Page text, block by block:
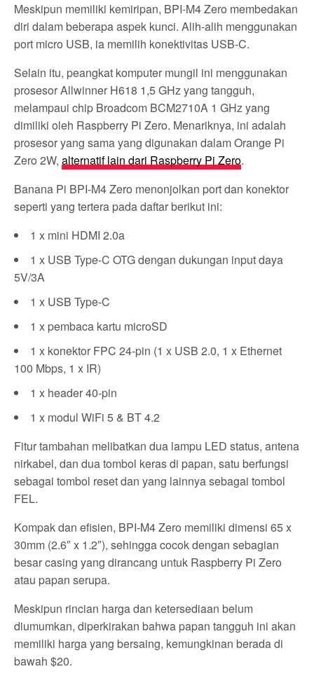
Meskipun memiliki kemiripan, BPI-M4 Zero membedakan
diri dalam beberapa aspek kunci. Alih-alih menggunakan
port micro USB, ia memilih konektivitas USB-C.
Selain itu, peangkat komputer mungil ini menggunakan
prosesor Allwinner H618 1,5 GHz yang tangguh,
melampaui chip Broadcom BCM2710A 1 GHz yang
dimiliki oleh Raspberry Pi Zero. Menariknya, ini adalah
prosesor yang sama yang digunakan dalam Orange Pi
Zero 2W,alternatif lain dari Raspberry Pi Zero.
Banana Pi BPI-M4 Zero menonjolkan port dan konektor
seperti yang tertera pada daftar berikut ini:
1 x mini HDMI 2.0a
1 x USB Type-C OTG dengan dukungan input daya
5V/3A
1 x USB Type-C
1 x pembaca kartu microSD
1 x konektor FPC 24-pin (1 x USB 2.0, 1 x Ethernet
100 Mbps, 1 x IR)
1 x header 40-pin
1 x modul WiFi 5 & BT 4.2
Fitur tambahan melibatkan dua lampu LED status, antena
nirkabel, dan dua tombol keras di papan, satu berfungsi
sebagai tombol reset dan yang lainnya sebagai tombol
FEL.
Kompak dan efisien, BPI-M4 Zero memiliki dimensi 65 x
30mm (2.6″ x 1.2″), sehingga cocok dengan sebagian
besar casing yang dirancang untuk Raspberry Pi Zero
atau papan serupa.
Meskipun rincian harga dan ketersediaan belum
diumumkan, diperkirakan bahwa papan tangguh ini akan
memiliki harga yang bersaing, kemungkinan berada di
bawah $20.